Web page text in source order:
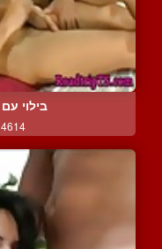
בילוי
4614 צפיות